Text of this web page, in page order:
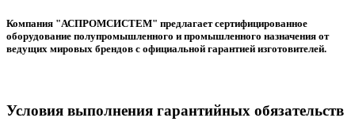
Компания "АСПРОМСИСТЕМ" предлагает сертифицированное
оборудование полупромышленного и промышленного назначения от
ведущих мировых брендов с официальной гарантией изготовителей.
Условия выполнения гарантийных обязательств